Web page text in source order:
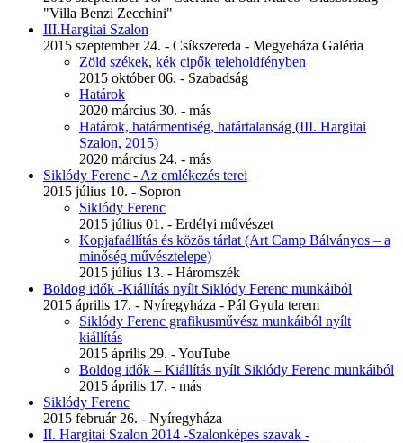
"Villa Benzi Zecchini"
III.Hargitai Szalon
2015 szeptember 24. - Csíkszereda - Megyeháza Galéria
Zöld székek, kék cipők teleholdfényben
2015 október 06. - Szabadság
Határok
2020 március 30. - más
Határok, határmentiség, határtalanság (III. Hargitai
Szalon, 2015)
2020 március 24. - más
Siklódy Ferenc - Az emlékezés terei
2015 július 10. - Sopron
Siklódy Ferenc
2015 július 01. - Erdélyi művészet
Kopjafaállítás és közös tárlat (Art Camp Bálványos – a
minőség művésztelepe)
2015 július 13. - Háromszék
Boldog idők -Kiállítás nyílt Siklódy Ferenc munkáiból
2015 április 17. - Nyíregyháza - Pál Gyula terem
Siklódy Ferenc grafikusművész munkáiból nyílt
kiállítás
2015 április 29. - YouTube
Boldog idők – Kiállítás nyílt Siklódy Ferenc munkáiból
2015 április 17. - más
Siklódy Ferenc
2015 február 26. - Nyíregyháza
II. Hargitai Szalon 2014 -Szalonképes szavak -